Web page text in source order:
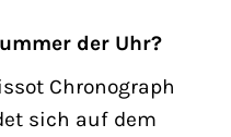
der Uhr?
Chronograph
sich auf dem